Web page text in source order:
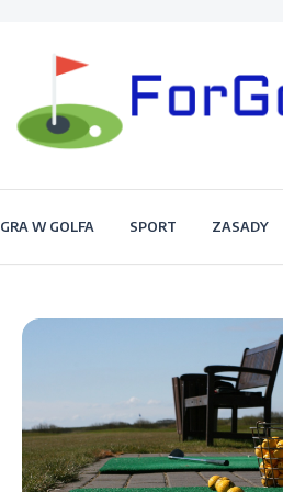
Forgolf.pl
GRA W GOLFA SPORT ZASADY